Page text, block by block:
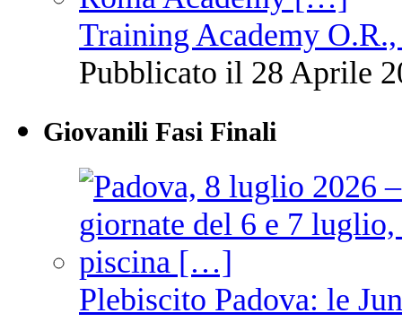
Training Academy
Pubblicato il 28 Aprile
Giovanili Fasi Finali
Plebiscito Padova: le